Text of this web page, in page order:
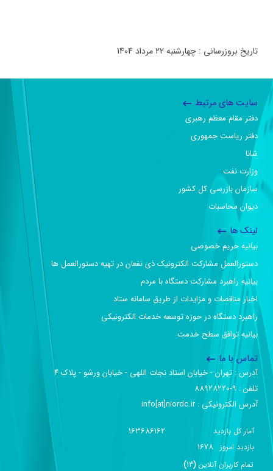
تاریخ بروزرسانی : چهارشنبه 22 مرداد 1404
سایت های مرتبط
دفتر مقام معظم رهبری
دفتر ریاست جمهوری
شانا
وزارت نفت
سازمان بازرسی کل کشور
دیوان محاسبات
لینک ها
بیانیه حریم خصوصی
دستورالعمل مشارکت الکترونیک ذی نفعان در تهیه دستورالعمل ها
بیانیه راهبرد مشارکت دستگاه با مردم
اخبار مناقصات و مزایدات از طریق سامانه ستاد
راهبرد دستگاه در حوزه توسعه خدمات الکترونیکی
بیانیه توافق سطح خدمت
تماس با ما
آدرس :‌ تهران - خیابان استاد نجات اللهی - خیابان ورشو - پلاک ۴
تلفن :‌ 9-88928220
آدرس الکترونیکی :‌ info[at]niordc.ir
آمار کل بازدید 163686162
بازديد امروز 1678
تمام کاربران آنلاين (
13
)